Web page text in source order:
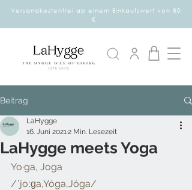
Versandkostenfrei ab einem Einkaufswert von 80
€.
Beitrag
LaHygge meets Yoga
LaHygge
16. Juni 20212 Min. Lesezeit
Yo·ga, Joga
/ˈjoːɡa,Yóga,Jóga/